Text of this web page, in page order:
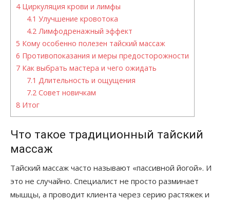
4Циркуляция крови и лимфы
4.1 Улучшение кровотока
4.2 Лимфодренажный эффект
5 Кому особенно полезен тайский массаж
6 Противопоказания и меры предосторожности
7 Как выбрать мастера и чего ожидать
7.1 Длительность и ощущения
7.2 Совет новичкам
8 Итог
Что такое традиционный тайский
массаж
Тайский массаж часто называют «пассивной йогой». И
это не случайно. Специалист не просто разминает
мышцы, а проводит клиента через серию растяжек и